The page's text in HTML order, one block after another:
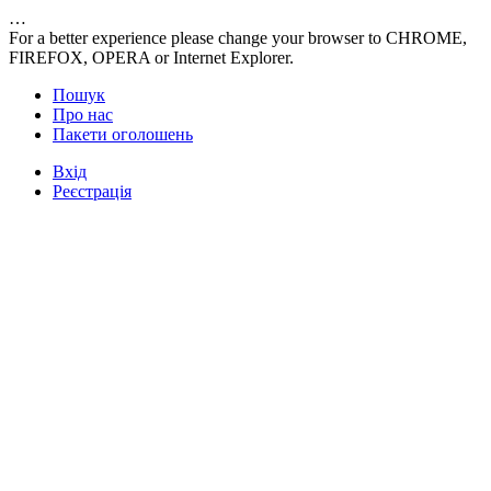
…
For a better experience please change your browser to CHROME,
FIREFOX, OPERA or Internet Explorer.
Пошук
Про нас
Пакети оголошень
Вхід
Реєстрація